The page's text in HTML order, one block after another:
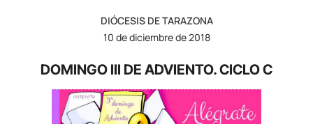
DIÓCESIS DE TARAZONA
10 de diciembre de 2018
DOMINGO III DE ADVIENTO. CICLO C